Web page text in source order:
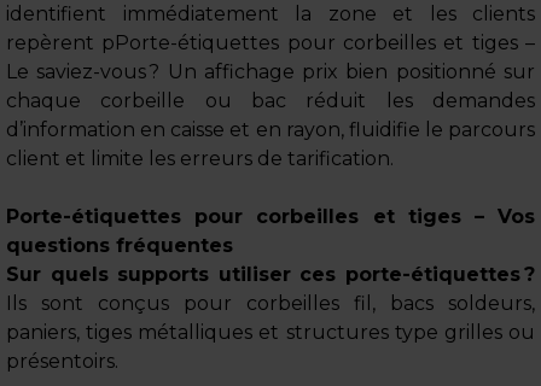
identifient immédiatement la zone et les clients
repèrent pPorte-étiquettes pour corbeilles et tiges –
Le saviez-vous ? Un affichage prix bien positionné sur
chaque corbeille ou bac réduit les demandes
d’information en caisse et en rayon, fluidifie le parcours
client et limite les erreurs de tarification.
Porte-étiquettes pour corbeilles et tiges – Vos
questions fréquentes
Sur quels supports utiliser ces porte-étiquettes ?
Ils sont conçus pour corbeilles fil, bacs soldeurs,
paniers, tiges métalliques et structures type grilles ou
présentoirs.